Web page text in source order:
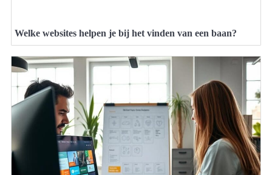
Welke websites helpen je bij het vinden van een baan?